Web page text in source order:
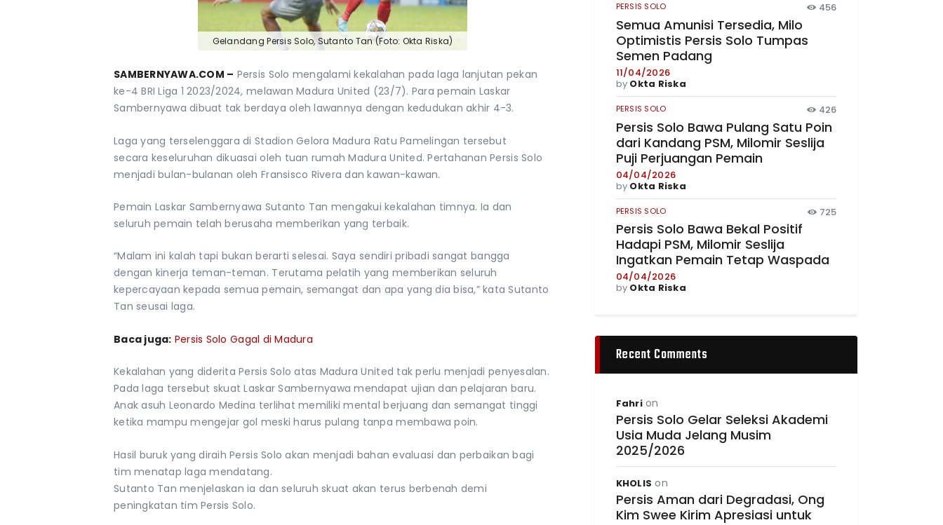
Gelandang Persis Solo, Sutanto Tan (Foto: Okta Riska)
SAMBERNYAWA.COM – Persis Solo mengalami kekalahan pada laga lanjutan pekan
ke-4 BRI Liga 1 2023/2024, melawan Madura United (23/7). Para pemain Laskar
Sambernyawa dibuat tak berdaya oleh lawannya dengan kedudukan akhir 4-3.
Laga yang terselenggara di Stadion Gelora Madura Ratu Pamelingan tersebut
secara keseluruhan dikuasai oleh tuan rumah Madura United. Pertahanan Persis Solo
menjadi bulan-bulanan oleh Fransisco Rivera dan kawan-kawan.
Pemain Laskar Sambernyawa Sutanto Tan mengakui kekalahan timnya. Ia dan
seluruh pemain telah berusaha memberikan yang terbaik.
“Malam ini kalah tapi bukan berarti selesai. Saya sendiri pribadi sangat bangga
dengan kinerja teman-teman. Terutama pelatih yang memberikan seluruh
kepercayaan kepada semua pemain, semangat dan apa yang dia bisa,” kata Sutanto
Tan seusai laga.
Baca juga: Persis Solo Gagal di Madura
Kekalahan yang diderita Persis Solo atas Madura United tak perlu menjadi penyesalan.
Pada laga tersebut skuat Laskar Sambernyawa mendapat ujian dan pelajaran baru.
Anak asuh Leonardo Medina terlihat memiliki mental berjuang dan semangat tinggi
ketika mampu mengejar gol meski harus pulang tanpa membawa poin.
Hasil buruk yang diraih Persis Solo akan menjadi bahan evaluasi dan perbaikan bagi
tim menatap laga mendatang.
Sutanto Tan menjelaskan ia dan seluruh skuat akan terus berbenah demi
peningkatan tim Persis Solo.
PERSIS SOLO 456
Semua Amunisi Tersedia, Milo
Optimistis Persis Solo Tumpas
Semen Padang
11/04/2026
by Okta Riska
PERSIS SOLO 426
Persis Solo Bawa Pulang Satu Poin
dari Kandang PSM, Milomir Seslija
Puji Perjuangan Pemain
04/04/2026
by Okta Riska
PERSIS SOLO 725
Persis Solo Bawa Bekal Positif
Hadapi PSM, Milomir Seslija
Ingatkan Pemain Tetap Waspada
04/04/2026
by Okta Riska
Recent Comments
Fahrion
Persis Solo Gelar Seleksi Akademi
Usia Muda Jelang Musim
2025/2026
KHOLIS on
Persis Aman dari Degradasi, Ong
Kim Swee Kirim Apresiasi untuk